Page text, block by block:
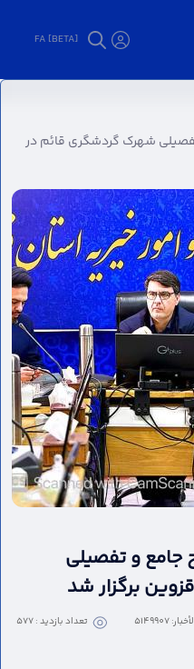
FA [BETA]
جامع و تفصیلی شهرک
شد - استانداری
شهرک گردشگری قائم در
جامع و تفصیلی
برگزار شد
5149907 تعداد بازدید : 577